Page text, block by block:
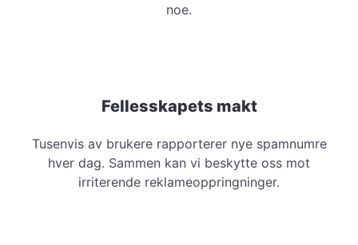
noe.
Fellesskapets makt
Tusenvis av brukere rapporterer nye spamnumre
hver dag. Sammen kan vi beskytte oss mot
irriterende reklameoppringninger.